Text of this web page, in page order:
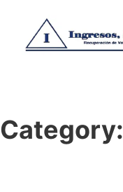
Category: